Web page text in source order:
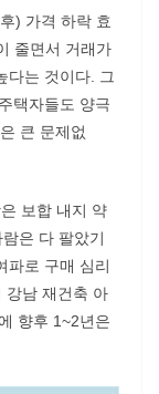
) 가격 하락 효
줄면서 거래가
다는 것이다. 그
택자들도 양극
큰 문제없
보합 내지 약
은 다 팔았기
파로 구매 심리
강남 재건축 아
향후 1~2년은